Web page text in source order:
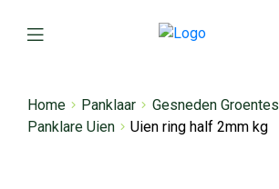
Home Panklaar
Gesneden Groentes
Panklare Uien
Uien ring half 2mm kg